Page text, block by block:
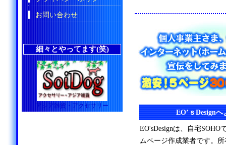
EO’ｓDesign
EO'sDesignは、自宅SOHO
ムページ作成業者です。
お問い合わせ
細々とやってます(笑)
アジア雑貨・アクセサリー